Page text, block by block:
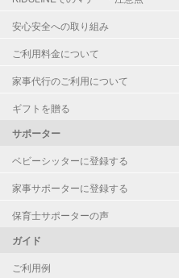
安心安全への取り組み
ご利用料金について
家事代行のご利用について
ギフトを贈る
サポーター
ベビーシッターに登録する
家事サポーターに登録する
保育士サポーターの声
ガイド
ご利用例